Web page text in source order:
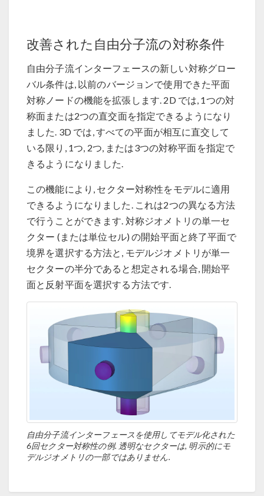
改善された自由分子流の対称条件
自由分子流インターフェースの新しい対称グロー
バル条件は, 以前のバージョンで使用できた平面
対称ノードの機能を拡張します. 2D では, 1つの対
称面または2つの直交面を指定できるようになり
ました. 3D では, すべての平面が相互に直交して
いる限り, 1つ, 2つ, または3つの対称平面を指定で
きるようになりました.
この機能により, セクター対称性をモデルに適用
できるようになりました. これは2つの異なる方法
で行うことができます. 対称ジオメトリの単一セ
クター (または単位セル) の開始平面と終了平面で
境界を選択する方法と, モデルジオメトリが単一
セクターの半分であると想定される場合, 開始平
面と反射平面を選択する方法です.
自由分子流インターフェースを使用してモデル化された
6回セクター対称性の例. 透明なセクターは, 明示的にモ
デルジオメトリの一部ではありません.